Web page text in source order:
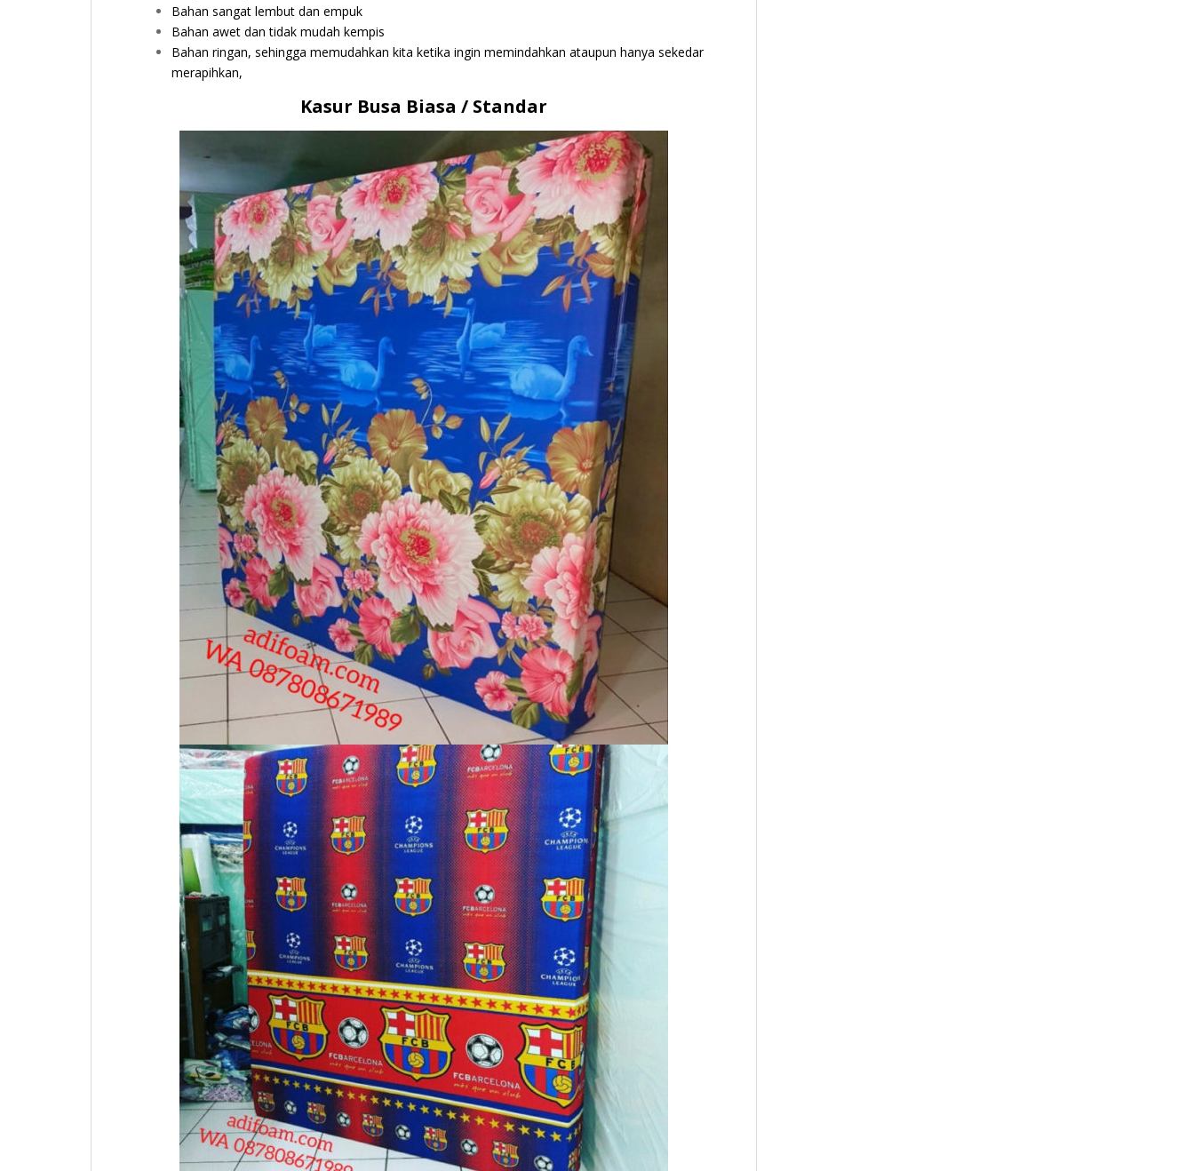
Bahan sangat lembut dan empuk
Bahan awet dan tidak mudah kempis
Bahan ringan, sehingga memudahkan kita ketika ingin memindahkan ataupun hanya sekedar
merapihkan,
Kasur Busa Biasa / Standar